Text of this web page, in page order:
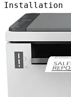
Installation